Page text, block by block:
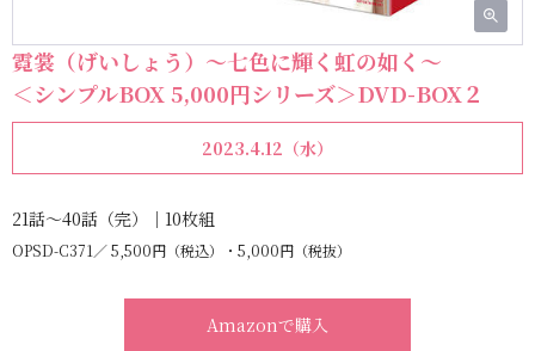
霓裳（げいしょう）～七色に輝く虹の如く～
＜シンプルBOX 5,000円シリーズ＞DVD-BOX２
2023.4.12（水）
21話～40話（完）｜10枚組
OPSD-C371 5,500円（税込）・5,000円（税抜）
Amazonで購入